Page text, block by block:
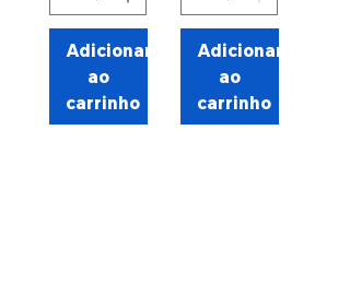
Adicionar
ao
carrinho
Adicionar
ao
carrinho